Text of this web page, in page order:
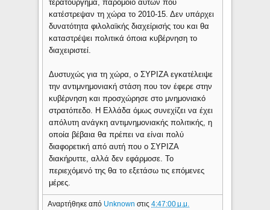
τερατούργημα, παρόμοιο αυτών που
κατέστρεψαν τη χώρα το 2010-15. Δεν υπάρχει
δυνατότητα φιλολαϊκής διαχείρισής του και θα
καταστρέψει πολιτικά όποια κυβέρνηση το
διαχειριστεί.
Δυστυχώς για τη χώρα, ο ΣΥΡΙΖΑ εγκατέλειψε
την αντιμνημονιακή στάση που τον έφερε στην
κυβέρνηση και προσχώρησε στο μνημονιακό
στρατόπεδο. Η Ελλάδα όμως συνεχίζει να έχει
απόλυτη ανάγκη αντιμνημονιακής πολιτικής, η
οποία βέβαια θα πρέπει να είναι πολύ
διαφορετική από αυτή που ο ΣΥΡΙΖΑ
διακήρυττε, αλλά δεν εφάρμοσε. Το
περιεχόμενό της θα το εξετάσω τις επόμενες
μέρες.
Αναρτήθηκε από Unknownστις4:47:00 μ.μ.